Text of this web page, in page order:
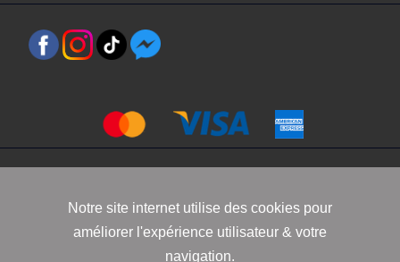
Conditions générales de vente
Notre site internet utilise des cookies pour
améliorer l'expérience utilisateur & votre
navigation.